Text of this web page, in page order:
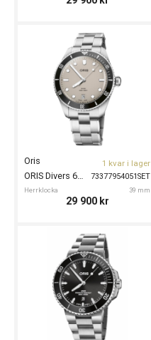
73377954051SET
Oris
Herrklocka 39 mm
ORIS Divers 65 39mm
1 kvar i lager
29 900 kr